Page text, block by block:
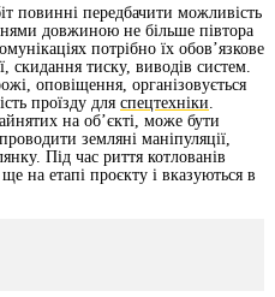
повинні передбачити можливість
довжиною не більше півтора
потрібно їх обов’язкове
скидання тиску, виводів систем.
оповіщення, організовується
проїзду для спецтехніки
на об’єкті, може бути
земляні маніпуляції,
Під час риття котлованів
на етапі проєкту і вказуються в